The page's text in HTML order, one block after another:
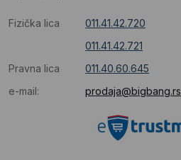
Fizička lica
011.41.42.720
011.41.42.721
Pravna lica
011.40.60.645
e-mail:
prodaja@bigbang.rs